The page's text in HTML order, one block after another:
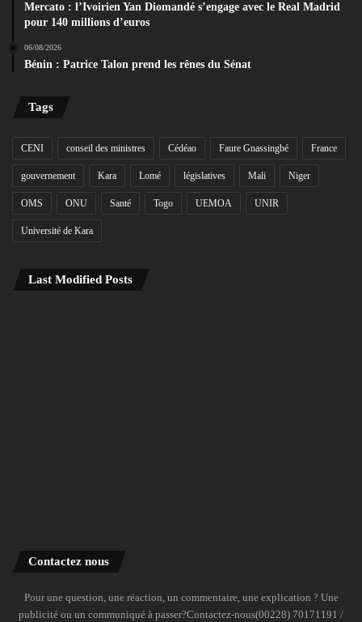
Mercato : l’Ivoirien Yan Diomandé s’engage avec le Real Madrid
pour 140 millions d’euros
06/08/2026
Bénin : Patrice Talon prend les rênes du Sénat
Tags
CENI conseil des ministres Cédéao Faure Gnassingbé France
gouvernement Kara Lomé législatives Mali Niger
OMS ONU Santé Togo UEMOA UNIR
Université de Kara
Last Modified Posts
Contactez nous
Pour une question, une réaction, un commentaire, une explication ? Une
publicité ou un communiqué à passer?Contactez-nous(00228) 70171191 /